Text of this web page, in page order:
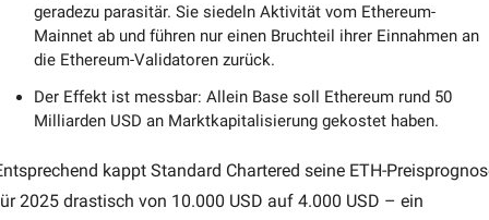
geradezu parasitär. Sie siedeln Aktivität vom Ethereum-
Mainnet ab und führen nur einen Bruchteil ihrer Einnahmen an
die Ethereum-Validatoren zurück.
Der Effekt ist messbar: Allein Base soll Ethereum rund 50
Milliarden USD an Marktkapitalisierung gekostet haben.
kappt Standard Chartered seine ETH-
2025 drastisch von 10.000 USD auf 4.000 USD – ein